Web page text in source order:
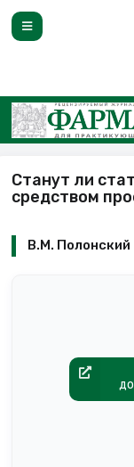
Станут ли
средством
В.М. Полонский